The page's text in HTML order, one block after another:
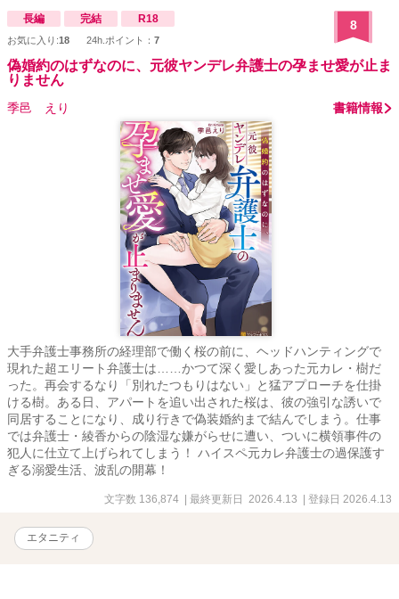
長編 完結 R18
お気に入り:18 24h.ポイント： 7
8
偽婚約のはずなのに、元彼ヤンデレ弁護士の孕ませ愛が止ま
りません
季邑 えり 書籍情報
大手弁護士事務所の経理部で働く桜の前に、ヘッドハンティングで
現れた超エリート弁護士は……かつて深く愛しあった元カレ・樹だ
った。再会するなり「別れたつもりはない」と猛アプローチを仕掛
ける樹。ある日、アパートを追い出された桜は、彼の強引な誘いで
同居することになり、成り行きで偽装婚約まで結んでしまう。仕事
では弁護士・綾香からの陰湿な嫌がらせに遭い、ついに横領事件の
犯人に仕立て上げられてしまう！ ハイスペ元カレ弁護士の過保護す
ぎる溺愛生活、波乱の開幕！
文字数 136,874 | 最終更新日 2026.4.13 | 登録日 2026.4.13
エタニティ